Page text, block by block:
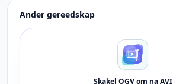
Ander gereedskap
Skakel OGV om na AVI